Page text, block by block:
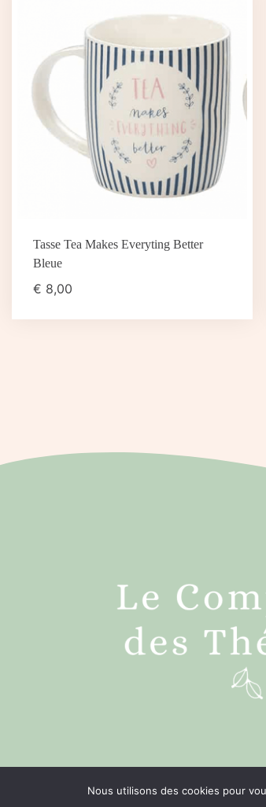
Tasse Tea Makes Everyting Better
Bleue
€ 8,00
Nous utilisons des cookies pour